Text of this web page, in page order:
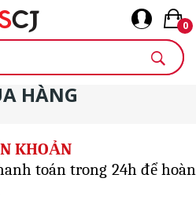
0
HÀNG
KHOẢN
toán trong 24h để hoàn